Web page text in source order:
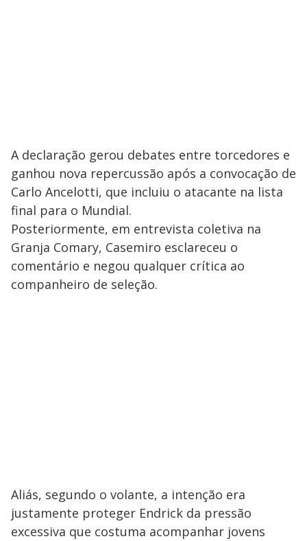
A declaração gerou debates entre torcedores e
ganhou nova repercussão após a convocação de
Carlo Ancelotti, que incluiu o atacante na lista
final para o Mundial.
Posteriormente, em entrevista coletiva na
Granja Comary, Casemiro esclareceu o
comentário e negou qualquer crítica ao
companheiro de seleção.
Aliás, segundo o volante, a intenção era
justamente proteger Endrick da pressão
excessiva que costuma acompanhar jovens